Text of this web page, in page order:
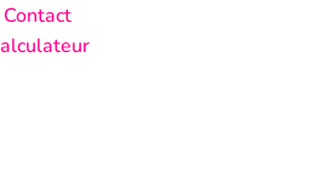
Contact